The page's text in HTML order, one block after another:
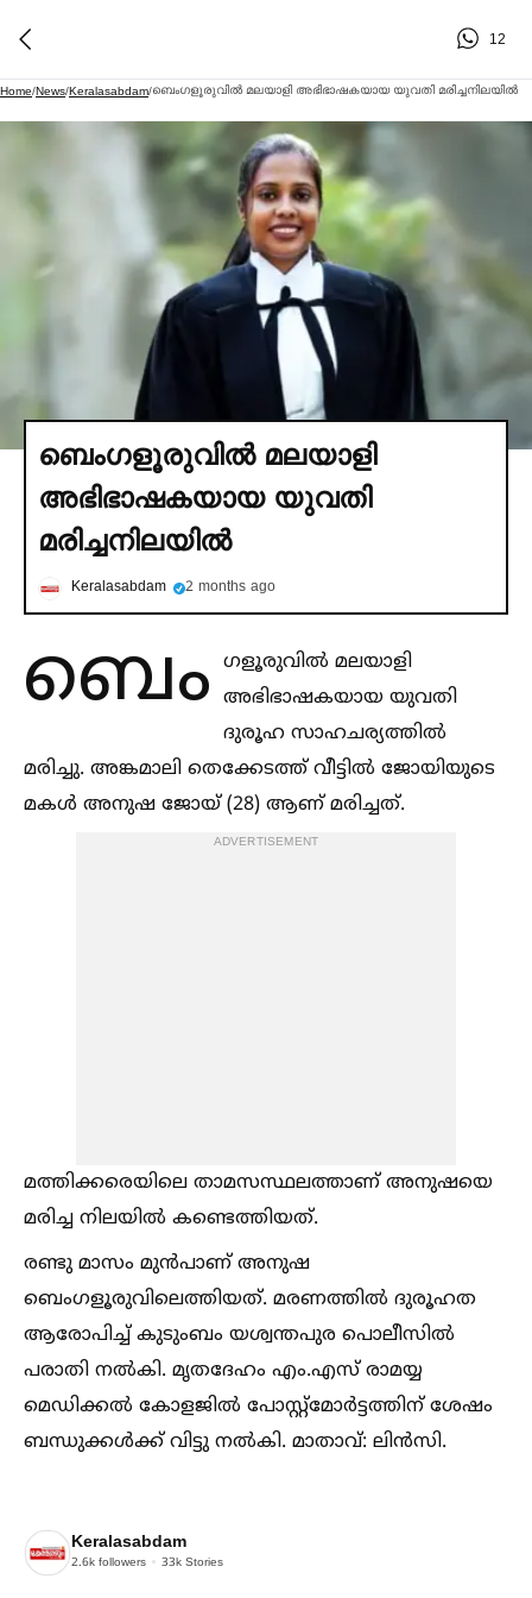
12
Home/News/Keralasabdam/ബെംഗളൂരുവില്‍ മലയാളി അഭിഭാഷകയായ യുവതി മരിച്ചനിലയില്‍
ബെംഗളൂരുവില്‍ മലയാളി
അഭിഭാഷകയായ യുവതി
മരിച്ചനിലയില്‍
Keralasabdam 2 months ago
ബെം ഗളൂരുവില്‍ മലയാളി
അഭിഭാഷകയായ യുവതി
ദുരൂഹ സാഹചര്യത്തില്‍
മരിച്ചു. അങ്കമാലി തെക്കേടത്ത് വീട്ടില്‍ ജോയിയുടെ
മകള്‍ അനുഷ ജോയ് (28) ആണ് മരിച്ചത്.
ADVERTISEMENT
മത്തിക്കരെയിലെ താമസസ്ഥലത്താണ് അനുഷയെ
മരിച്ച നിലയില്‍ കണ്ടെത്തിയത്.
രണ്ടു മാസം മുൻപാണ് അനുഷ
ബെംഗളൂരുവിലെത്തിയത്. മരണത്തില്‍ ദുരൂഹത
ആരോപിച്ച്‌ കുടുംബം യശ്വന്തപുര പൊലീസില്‍
പരാതി നല്‍കി. മൃതദേഹം എം.എസ് രാമയ്യ
മെഡിക്കല്‍ കോളജില്‍ പോസ്റ്റ്മോർട്ടത്തിന് ശേഷം
ബന്ധുക്കള്‍ക്ക് വിട്ടു നല്‍കി. മാതാവ്: ലിൻസി.
Keralasabdam
2.6k followers 33k Stories